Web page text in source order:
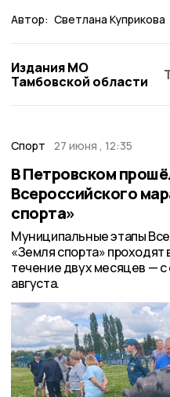
Автор: Светлана Куприкова
Издания МО
Тамбовской области
Спорт 27 июня , 12:35
В Петровском
Всероссийского
спорта»
Муниципальные этапы
«Земля спорта» проходят
течение двух месяцев —
августа.